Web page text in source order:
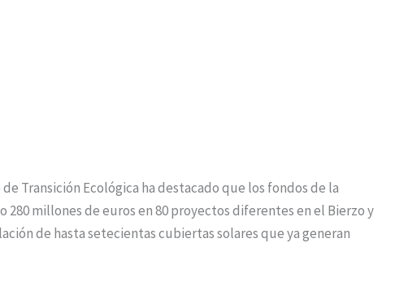
Transición Ecológica ha destacado que los fondos de la
280 millones de euros en 80 proyectos diferentes en el Bierzo y
de hasta setecientas cubiertas solares que ya generan